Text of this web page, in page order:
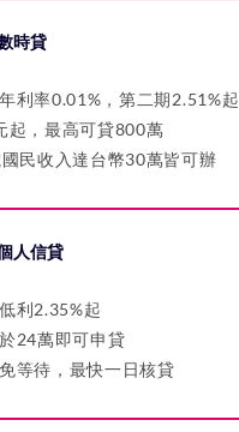
時貸
利率0.01%，第二期2.51%起
起，最高可貸800萬
民收入達台幣30萬皆可辦
人信貸
利2.35%起
24萬即可申貸
等待，最快一日核貸